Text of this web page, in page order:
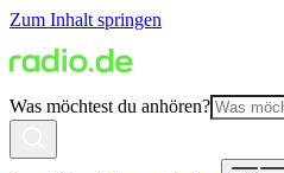
Zum Inhalt springen
Was möchtest du anhören?